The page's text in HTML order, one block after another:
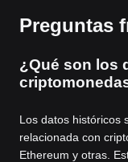
Preguntas
¿Qué son los
Los datos históricos
relacionada con
Ethereum y otras.